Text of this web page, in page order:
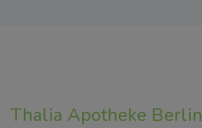
Thalia Apotheke Berlin